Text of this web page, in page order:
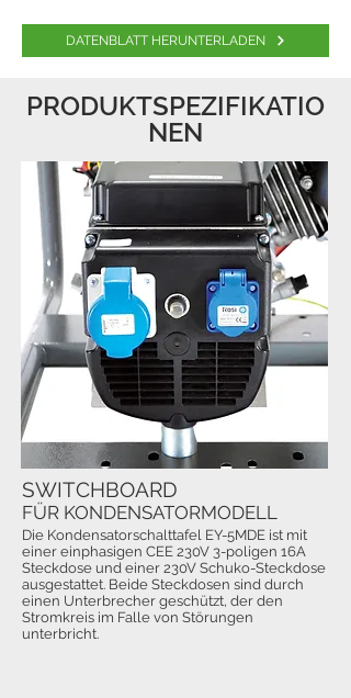
DATENBLATT HERUNTERLADEN
PRODUKTSPEZIFIKATIO
NEN
Die Kondensatorschalttafel EY-5MDE ist mit
einer einphasigen CEE 230V 3-poligen 16A
Steckdose und einer 230V Schuko-Steckdose
ausgestattet. Beide Steckdosen sind durch
einen Unterbrecher geschützt, der den
Stromkreis im Falle von Störungen
unterbricht.
SWITCHBOARD
FÜR KONDENSATORMODELL